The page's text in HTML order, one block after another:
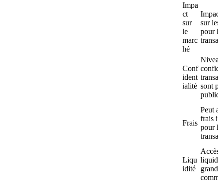
Impa
ct
sur
le
marc
hé
sur
pour
Conf
ident
ialité sont
Frais
Peut
frais
pour
Liqu
idité